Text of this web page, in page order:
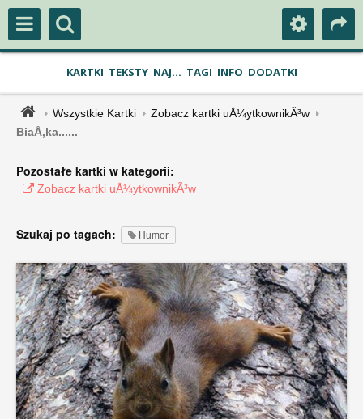
KARTKI TEKSTY NAJ... TAGI INFO DODATKI
Wszystkie Kartki
Zobacz kartki uÅ¼ytkownikÃ³w
BiaÅ‚ka......
Pozostałe kartki w kategorii:
Zobacz kartki uÅ¼ytkownikÃ³w
Szukaj po tagach: Humor